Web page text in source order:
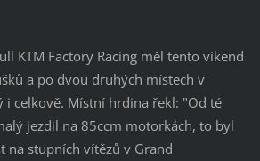
KTM Factory Racing měl tento víkend
a po dvou druhých místech v
i celkově. Místní hrdina řekl: "Od té
jezdil na 85ccm motorkách, to byl
na stupních vítězů v Grand